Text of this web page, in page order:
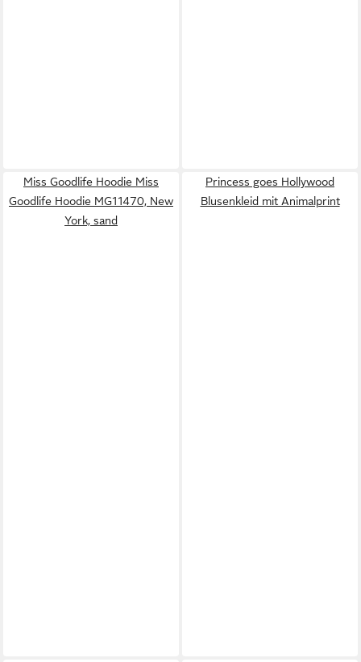
Miss Goodlife Hoodie Miss
Goodlife Hoodie MG11470, New
York, sand
Princess goes Hollywood
Blusenkleid mit Animalprint